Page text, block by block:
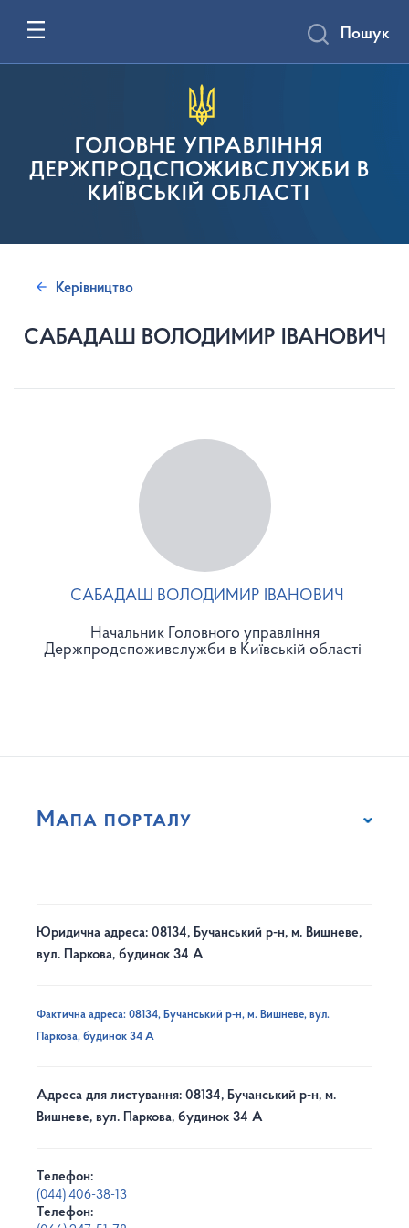
ГОЛОВНЕ УПРАВЛІННЯ
ДЕРЖПРОДСПОЖИВСЛУЖБИ В
КИЇВСЬКІЙ ОБЛАСТІ
Пошук
Керівництво
САБАДАШ ВОЛОДИМИР ІВАНОВИЧ
САБАДАШ ВОЛОДИМИР ІВАНОВИЧ
Начальник Головного управління
Держпродспоживслужби в Київській області
Мапа порталу
Юридична адреса: 08134, Бучанський р-н, м. Вишневе,
вул. Паркова, будинок 34 А
Фактична адреса: 08134, Бучанський р-н, м. Вишневе, вул.
Паркова, будинок 34 А
Адреса для листування: 08134, Бучанський р-н, м.
Вишневе, вул. Паркова, будинок 34 А
Телефон:
(044) 406-38-13
Телефон: